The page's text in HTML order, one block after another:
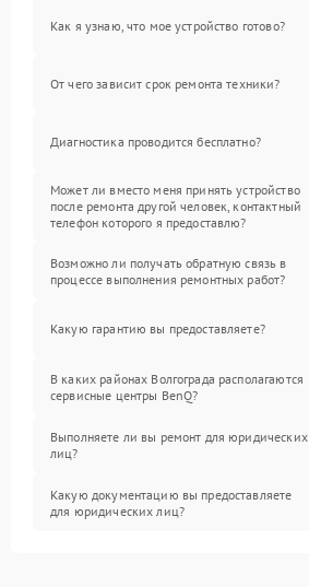
Как я узнаю, что мое устройство готово?
От чего зависит срок ремонта техники?
Диагностика проводится бесплатно?
Может ли вместо меня принять устройство
после ремонта другой человек, контактный
телефон которого я предоставлю?
Возможно ли получать обратную связь в
процессе выполнения ремонтных работ?
Какую гарантию вы предоставляете?
В каких районах Волгограда располагаются
сервисные центры BenQ?
Выполняете ли вы ремонт для юридических
лиц?
Какую документацию вы предоставляете
для юридических лиц?